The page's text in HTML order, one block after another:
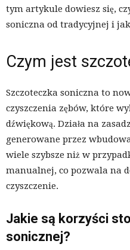
tym artykule dowiesz się,
soniczna od tradycyjnej i
Czym jest
Szczoteczka soniczna to
czyszczenia zębów, które
dźwiękową. Działa na
generowane przez
wiele szybsze niż w
manualnej, co pozwala na
czyszczenie.
Jakie są korzyści
sonicznej?